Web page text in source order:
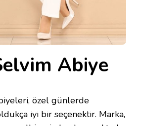
Abiye
özel günlerde
iyi bir seçenektir. Marka,